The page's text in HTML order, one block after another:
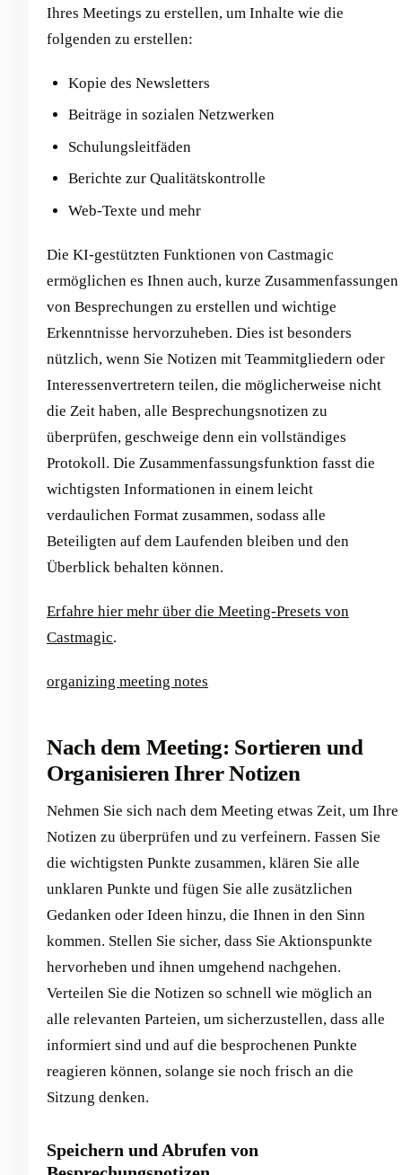
Ihres Meetings zu erstellen, um Inhalte wie die
folgenden zu erstellen:
Kopie des Newsletters
Beiträge in sozialen Netzwerken
Schulungsleitfäden
Berichte zur Qualitätskontrolle
Web-Texte und mehr
Die KI-gestützten Funktionen von Castmagic
ermöglichen es Ihnen auch, kurze Zusammenfassungen
von Besprechungen zu erstellen und wichtige
Erkenntnisse hervorzuheben. Dies ist besonders
nützlich, wenn Sie Notizen mit Teammitgliedern oder
Interessenvertretern teilen, die möglicherweise nicht
die Zeit haben, alle Besprechungsnotizen zu
überprüfen, geschweige denn ein vollständiges
Protokoll. Die Zusammenfassungsfunktion fasst die
wichtigsten Informationen in einem leicht
verdaulichen Format zusammen, sodass alle
Beteiligten auf dem Laufenden bleiben und den
Überblick behalten können.
Erfahre hier mehr über die Meeting-Presets von
Castmagic.
organizing meeting notes
Nach dem Meeting: Sortieren und
Organisieren Ihrer Notizen
Nehmen Sie sich nach dem Meeting etwas Zeit, um Ihre
Notizen zu überprüfen und zu verfeinern. Fassen Sie
die wichtigsten Punkte zusammen, klären Sie alle
unklaren Punkte und fügen Sie alle zusätzlichen
Gedanken oder Ideen hinzu, die Ihnen in den Sinn
kommen. Stellen Sie sicher, dass Sie Aktionspunkte
hervorheben und ihnen umgehend nachgehen.
Verteilen Sie die Notizen so schnell wie möglich an
alle relevanten Parteien, um sicherzustellen, dass alle
informiert sind und auf die besprochenen Punkte
reagieren können, solange sie noch frisch an die
Sitzung denken.
Speichern und Abrufen von